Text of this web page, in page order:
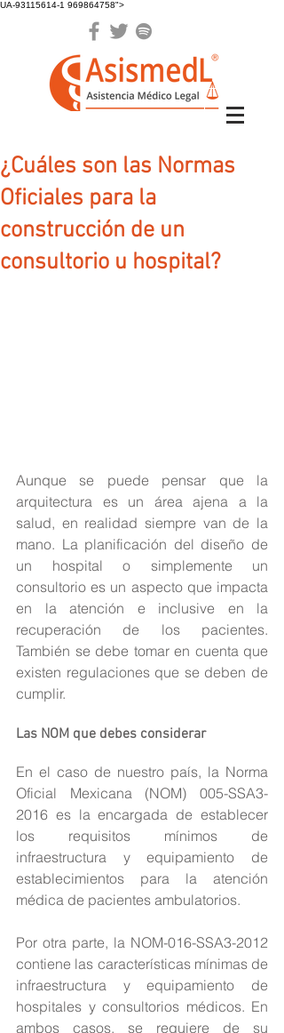
UA-93115614-1 969864758">
¿Cuáles son las Normas
Oficiales para la
construcción de un
consultorio u hospital?
Aunque se puede pensar que la
arquitectura es un área ajena a la
salud, en realidad siempre van de la
mano. La planificación del diseño de
un hospital o simplemente un
consultorio es un aspecto que impacta
en la atención e inclusive en la
recuperación de los pacientes.
También se debe tomar en cuenta que
existen regulaciones que se deben de
cumplir.
Las NOM que debes considerar
En el caso de nuestro país, la Norma
Oficial Mexicana (NOM) 005-SSA3-
2016 es la encargada de establecer
los requisitos mínimos de
infraestructura y equipamiento de
establecimientos para la atención
médica de pacientes ambulatorios.
Por otra parte, la NOM-016-SSA3-2012
contiene las características mínimas de
infraestructura y equipamiento de
hospitales y consultorios médicos. En
ambos casos, se requiere de su